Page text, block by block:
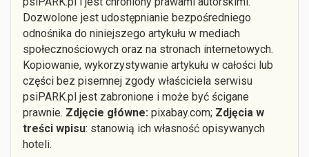
Dozwolone jest udostępnianie bezpośredniego
odnośnika do niniejszego artykułu w mediach
społecznościowych oraz na stronach internetowych.
Kopiowanie, wykorzystywanie artykułu w całości lub
części bez pisemnej zgody właściciela serwisu
psiPARK.pl jest zabronione i może być ścigane
prawnie. Zdjęcie główne: pixabay.com; Zdjęcia w
treści wpisu: stanowią ich własność opisywanych
hoteli.